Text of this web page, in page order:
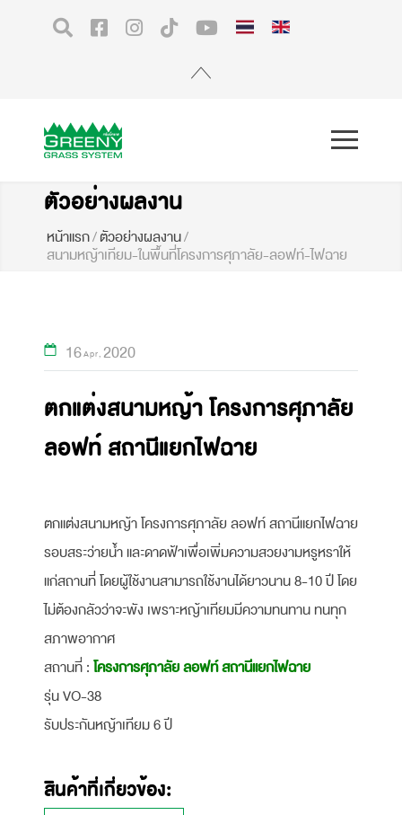
ตัวอย่างผลงาน
หน้าแรก/ตัวอย่างผลงาน/
สนามหญ้าเทียม-ในพื้นที่โครงการศุภาลัย-ลอฟท์-ไฟฉาย
16Apr 2020
ตกแต่งสนามหญ้า โครงการศุภาลัย
ลอฟท์ สถานีแยกไฟฉาย
ตกแต่งสนามหญ้า โครงการศุภาลัย ลอฟท์ สถานีแยกไฟฉาย
รอบสระว่ายน้ำ และดาดฟ้าเพื่อเพิ่มความสวยงามหรูหราให้
แก่สถานที่ โดยผู้ใช้งานสามารถใช้งานได้ยาวนาน 8-10 ปี โดย
ไม่ต้องกลัวว่าจะพัง เพราะหญ้าเทียมมีความทนทาน ทนทุก
สภาพอากาศ
สถานที่ : โครงการศุภาลัย ลอฟท์ สถานีแยกไฟฉาย
รุ่น VO-38
รับประกันหญ้าเทียม 6 ปี
สินค้าที่เกี่ยวข้อง: